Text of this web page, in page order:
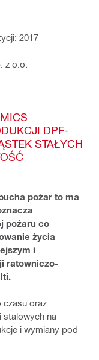
2017
z o.o.
DPF-
STAŁYCH
pożar to ma
pożaru co
życia
i
ratowniczo-
czasu oraz
stalowych na
i wymiany pod